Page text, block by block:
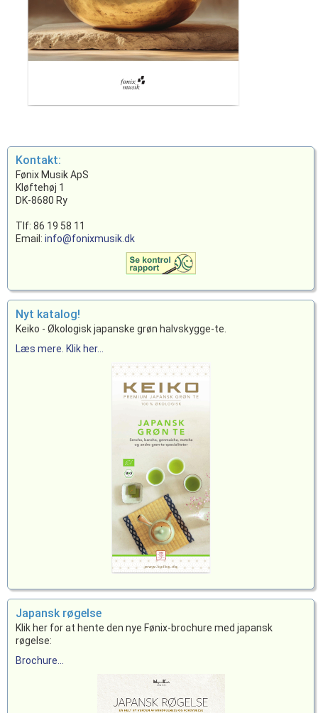
Kontakt:
Fønix Musik ApS
Kløftehøj 1
DK-8680 Ry
Tlf: 86 19 58 11
Email: info@fonixmusik.dk
Nyt katalog!
Keiko - Økologisk japanske grøn halvskygge-te.
Læs mere. Klik her...
Japansk røgelse
Klik her for at hente den nye Fønix-brochure med japansk
røgelse:
Brochure...